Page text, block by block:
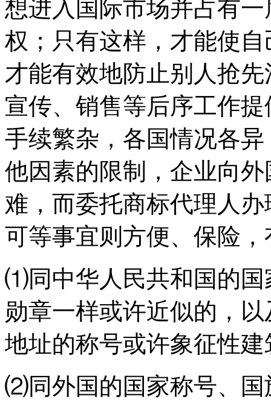
想进入国际市场并占有
权；只有这样，才能使
才能有效地防止别人抢
宣传、销售等后序工作
手续繁杂，各国情况各
他因素的限制，企业向
难，而委托商标代理人
可等事宜则方便、保险，
⑴同中华人民共和国的国
勋章一样或许近似的，
地址的称号或许象征性
⑵同外国的国家称号、国